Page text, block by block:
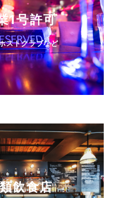
1号許可
ストクラブなど
飲食店